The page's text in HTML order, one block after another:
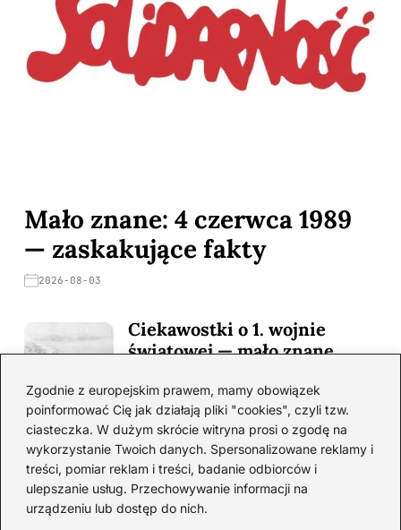
Zgodnie z europejskim prawem, mamy obowiązek
poinformować Cię jak działają pliki "cookies", czyli tzw.
ciasteczka. W dużym skrócie witryna prosi o zgodę na
wykorzystanie Twoich danych. Spersonalizowane reklamy i
treści, pomiar reklam i treści, badanie odbiorców i
ulepszanie usług. Przechowywanie informacji na
urządzeniu lub dostęp do nich.
Mało znane: 4 czerwca 1989
— zaskakujące fakty
2026-08-03
Ciekawostki o 1. wojnie
światowej — mało znane
2026-08-02
Zaskakujące ciekawostki o
Krzysztofie Kolumbie
2026-07-20
Mało znane ciekawostki o